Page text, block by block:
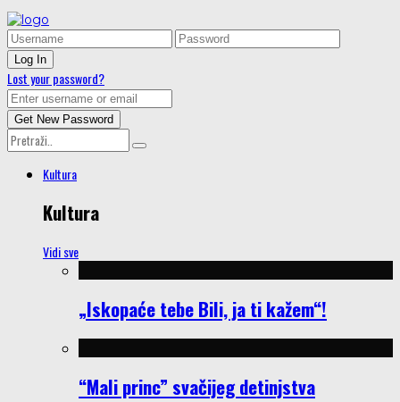
Lost your password?
Kultura
Kultura
Vidi sve
„Iskopaće tebe Bili, ja ti kažem“!
“Mali princ” svačijeg detinjstva